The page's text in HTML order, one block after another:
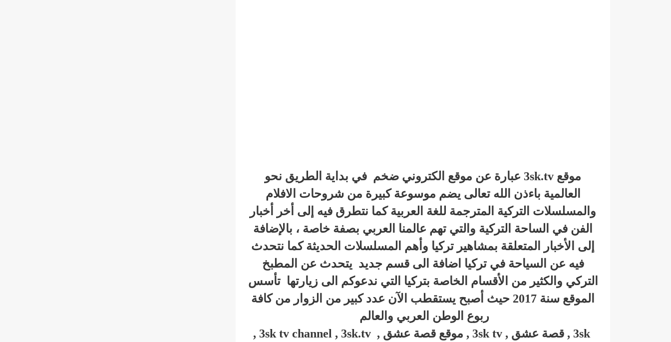
موقع 3sk.tv عبارة عن موقع الكتروني ضخم في بداية الطريق نحو
العالمية باءذن الله تعالى يضم موسوعة كبيرة من شروحات الافلام
والمسلسلات التركية المترجمة للغة العربية كما نتطرق فيه إلى أخر أخبار
الفن في الساحة التركية والتي تهم عالمنا العربي بصفة خاصة ، بالإضافة
إلى الأخبار المتعلقة بمشاهير تركيا وأهم المسلسلات الحديثة كما نتحدث
فيه عن السياحة في تركيا اضافة الى قسم جديد يتحدث عن المطبخ
التركي والكثير من الأقسام الخاصة بتركيا التي ندعوكم الى زيارتها تأسس
الموقع سنة 2017 حيث أصبح يستقطب الآن عدد كبير من الزوار من كافة
ربوع الوطن العربي والعالم
3sk , قصة عشق , 3sk tv , موقع قصة عشق , 3sk tv channel , 3sk.tv ,